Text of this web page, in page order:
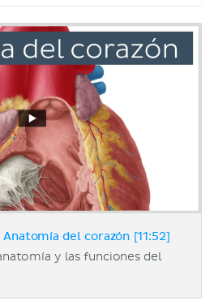
del corazón [11:52]
y las funciones del